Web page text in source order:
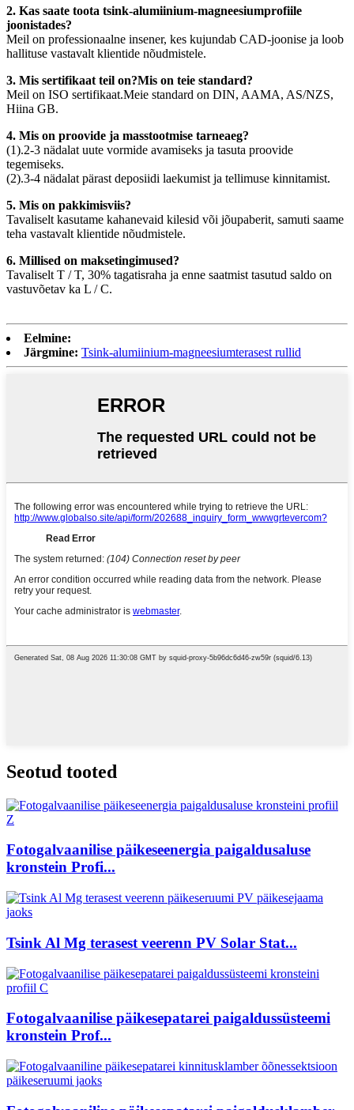
2. Kas saate toota tsink-alumiinium-magneesiumprofiile
joonistades?
Meil on professionaalne insener, kes kujundab CAD-joonise ja loob
hallituse vastavalt klientide nõudmistele.
3. Mis sertifikaat teil on?Mis on teie standard?
Meil on ISO sertifikaat.Meie standard on DIN, AAMA, AS/NZS,
Hiina GB.
4. Mis on proovide ja masstootmise tarneaeg?
(1).2-3 nädalat uute vormide avamiseks ja tasuta proovide
tegemiseks.
(2).3-4 nädalat pärast deposiidi laekumist ja tellimuse kinnitamist.
5. Mis on pakkimisviis?
Tavaliselt kasutame kahanevaid kilesid või jõupaberit, samuti saame
teha vastavalt klientide nõudmistele.
6. Millised on maksetingimused?
Tavaliselt T / T, 30% tagatisraha ja enne saatmist tasutud saldo on
vastuvõetav ka L / C.
Eelmine:
Järgmine: Tsink-alumiinium-magneesiumterasest rullid
Seotud tooted
Fotogalvaanilise päikeseenergia paigaldusaluse
kronstein Profi...
Tsink Al Mg terasest veerenn PV Solar Stat...
Fotogalvaanilise päikesepatarei paigaldussüsteemi
kronstein Prof...